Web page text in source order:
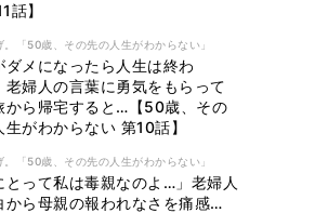
話】
。「50歳、その先の人生がわからない」
ダメになったら人生は終わ
婦人の言葉に勇気をもらって
から帰宅すると…【50歳、その
生がわからない 第10話】
。「50歳、その先の人生がわからない」
とって私は毒親なのよ…」老婦人
から母親の報われなさを痛感…